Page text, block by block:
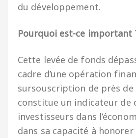
du développement.
Pourquoi est-ce important
Cette levée de fonds
cadre d’une opération
sursouscription de près de
constitue un indicateur de
investisseurs dans
dans sa capacité à honorer